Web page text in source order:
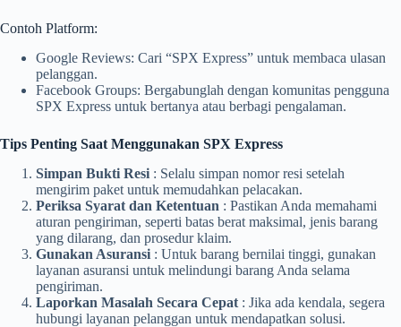
Contoh Platform:
Google Reviews: Cari “SPX Express” untuk membaca ulasan
pelanggan.
Facebook Groups: Bergabunglah dengan komunitas pengguna
SPX Express untuk bertanya atau berbagi pengalaman.
Tips Penting Saat Menggunakan SPX Express
Simpan Bukti Resi : Selalu simpan nomor resi setelah
mengirim paket untuk memudahkan pelacakan.
Periksa Syarat dan Ketentuan : Pastikan Anda memahami
aturan pengiriman, seperti batas berat maksimal, jenis barang
yang dilarang, dan prosedur klaim.
Gunakan Asuransi : Untuk barang bernilai tinggi, gunakan
layanan asuransi untuk melindungi barang Anda selama
pengiriman.
Laporkan Masalah Secara Cepat : Jika ada kendala, segera
hubungi layanan pelanggan untuk mendapatkan solusi.